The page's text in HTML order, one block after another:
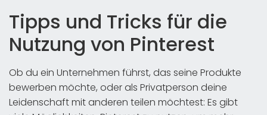
Tipps und Tricks für die
Nutzung von Pinterest
Ob du ein Unternehmen führst, das seine Produkte
bewerben möchte, oder als Privatperson deine
Leidenschaft mit anderen teilen möchtest: Es gibt